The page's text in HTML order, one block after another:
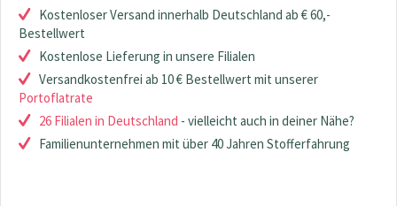
Kostenloser Versand innerhalb Deutschland ab € 60,-
Bestellwert
Kostenlose Lieferung in unsere Filialen
Versandkostenfrei ab 10 € Bestellwert mit unserer
Portoflatrate
26 Filialen in Deutschland - vielleicht auch in deiner Nähe?
Familienunternehmen mit über 40 Jahren Stofferfahrung